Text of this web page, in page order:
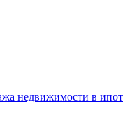
недвижимости в